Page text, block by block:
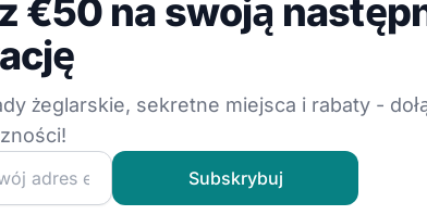
sekretne miejsca i rabaty - dołącz do
€50 na swoją
żeglarskie, sekretne miejsca i rabaty -
społeczności żeglarskiej i otrzymuj ekskluzywne
Subskrybuj